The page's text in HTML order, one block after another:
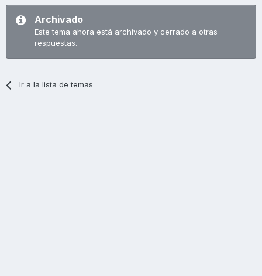
Archivado
Este tema ahora está archivado y cerrado a otras
respuestas.
Ir a la lista de temas